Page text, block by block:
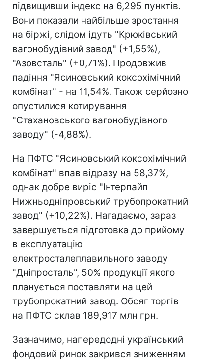
підвищивши індекс на 6,295 пунктів.
Вони показали найбільше зростання
на біржі, слідом ідуть "Крюківський
вагонобудівний завод" (+1,55%),
"Азовсталь" (+0,71%). Продовжив
падіння "Ясиновський коксохімічний
комбінат" - на 11,54%. Також серйозно
опустилися котирування
"Стахановського вагонобудівного
заводу" (-4,88%).
На ПФТС "Ясиновський коксохімічний
комбінат" впав відразу на 58,37%,
однак добре виріс "Інтерпайп
Нижньодніпровський трубопрокатний
завод" (+10,22%). Нагадаємо, зараз
завершується підготовка до прийому
в експлуатацію
електросталеплавильного заводу
"Дніпросталь", 50% продукції якого
планується поставляти на цей
трубопрокатний завод. Обсяг торгів
на ПФТС склав 189,917 млн грн.
Зазначимо, напередодні український
фондовий ринок закрився зниженням